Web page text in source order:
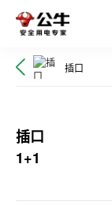
插口
插口
1+1